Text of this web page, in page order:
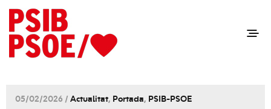
05/02/2026 / Actualitat, Portada, PSIB-PSOE